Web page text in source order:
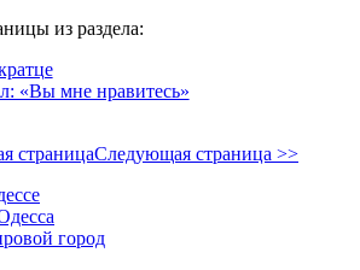
из раздела:
«Вы мне нравитесь»
страницаСледующая страница >>
город